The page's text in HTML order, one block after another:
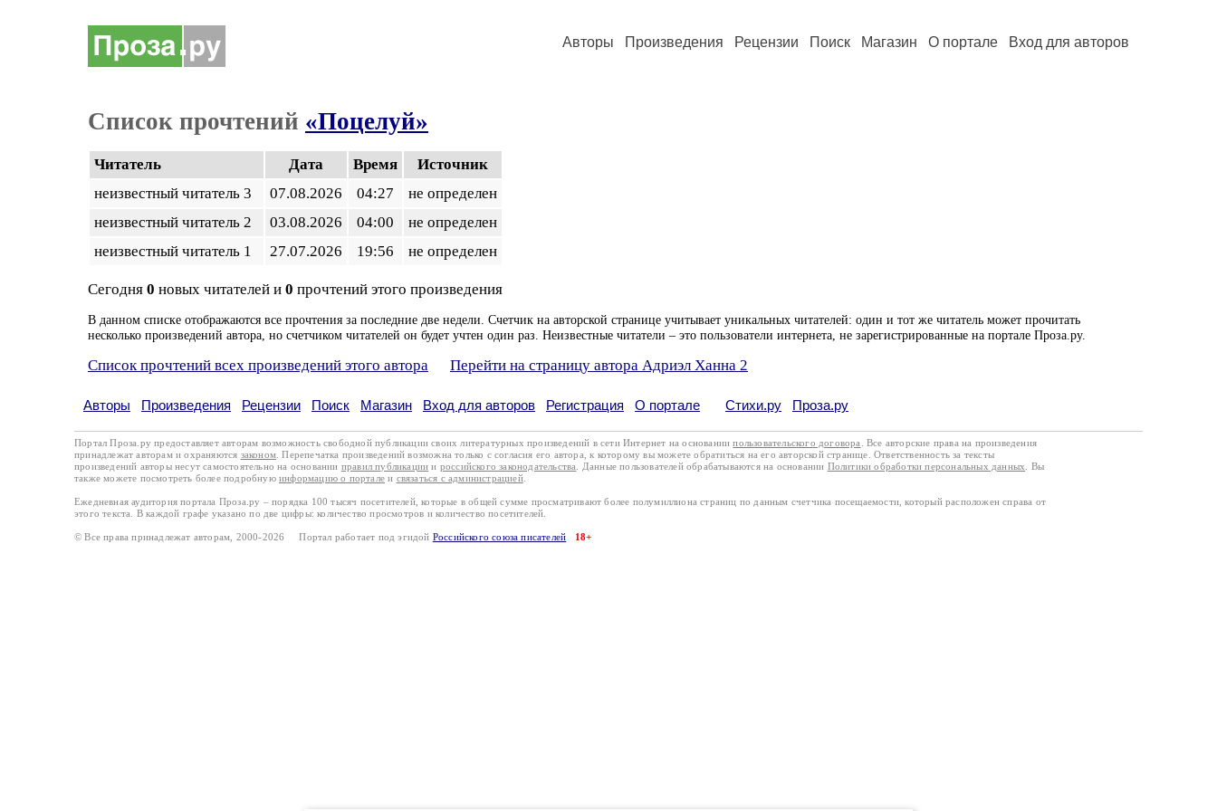
Авторы Произведения Рецензии Поиск Магазин О портале Вход для авторов
Список прочтений «Поцелуй»
Читатель Дата Время
Источник
неизвестный читатель 3
07.08.2026 04:27
не определен
неизвестный читатель 2
03.08.2026 04:00
не определен
неизвестный читатель 1
27.07.2026 19:56 не определен
Сегодня 0 новых читателей и 0 прочтений этого произведения
В данном списке отображаются все прочтения за последние две недели. Счетчик на авторской странице учитывает уникальных читателей: один и тот же читатель может прочитать
несколько произведений автора, но счетчиком читателей он будет учтен один раз. Неизвестные читатели – это пользователи интернета, не зарегистрированные на портале Проза.ру.
Список прочтений всех произведений этого автора Перейти на страницу автора Адриэл Ханна 2
Авторы Произведения Рецензии Поиск Магазин Вход для авторов Регистрация О портале Стихи.ру Проза.ру
Портал Проза.ру предоставляет авторам возможность свободной публикации своих литературных произведений в сети Интернет на основаниипользовательского договора
. Все авторские права на произведения
принадлежат авторам и охраняются законом . Перепечатка произведений возможна только с согласия его автора, к которому вы можете обратиться на его авторской странице. Ответственность за тексты
произведений авторы несут самостоятельно на основании правил публикации и российского законодательства . Данные пользователей обрабатываются на основании Политики обработки персональных данных
. Вы
также можете посмотреть более подробную информацию о портале и связаться с администрацией.
Ежедневная аудитория портала Проза.ру – порядка 100 тысяч посетителей, которые в общей сумме просматривают более полумиллиона страниц по данным счетчика посещаемости, который расположен справа от
этого текста. В каждой графе указано по две цифры: количество просмотров и количество посетителей.
© Все права принадлежат авторам, 2000-2026 Портал работает под эгидой Российского союза писателей 18+